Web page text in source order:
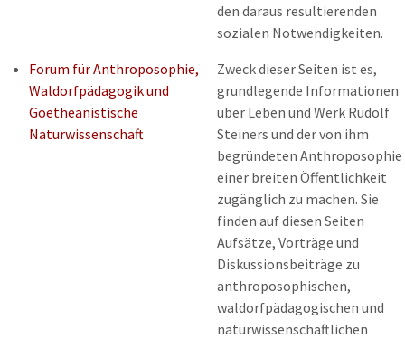
den daraus resultierenden
sozialen Notwendigkeiten.
Forum für Anthroposophie,
Waldorfpädagogik und
Goetheanistische
Naturwissenschaft
Zweck dieser Seiten ist es,
grundlegende Informationen
über Leben und Werk Rudolf
Steiners und der von ihm
begründeten Anthroposophie
einer breiten Öffentlichkeit
zugänglich zu machen. Sie
finden auf diesen Seiten
Aufsätze, Vorträge und
Diskussionsbeiträge zu
anthroposophischen,
waldorfpädagogischen und
naturwissenschaftlichen